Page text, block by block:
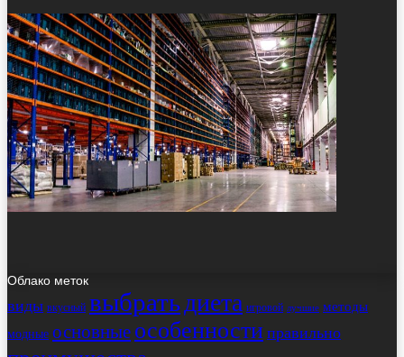
Облако меток
виды вкусный выбратьдиета игровой лучшие методы
модные основные особенности правильно